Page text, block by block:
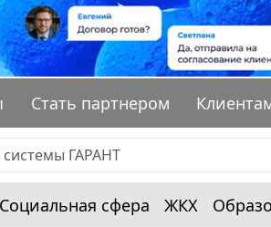
Стать партнером
Социальная сфера ЖКХ